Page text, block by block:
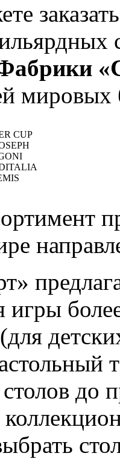
мировых
CUP
до